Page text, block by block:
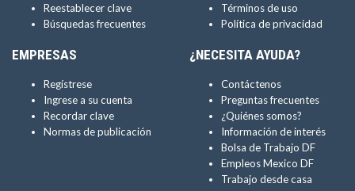
Reestablecer clave
Búsquedas frecuentes
Términos de uso
Política de privacidad
EMPRESAS
Regístrese
Ingrese a su cuenta
Recordar clave
Normas de publicación
¿NECESITA AYUDA?
Contáctenos
Preguntas frecuentes
¿Quiénes somos?
Información de interés
Bolsa de Trabajo DF
Empleos Mexico DF
Trabajo desde casa